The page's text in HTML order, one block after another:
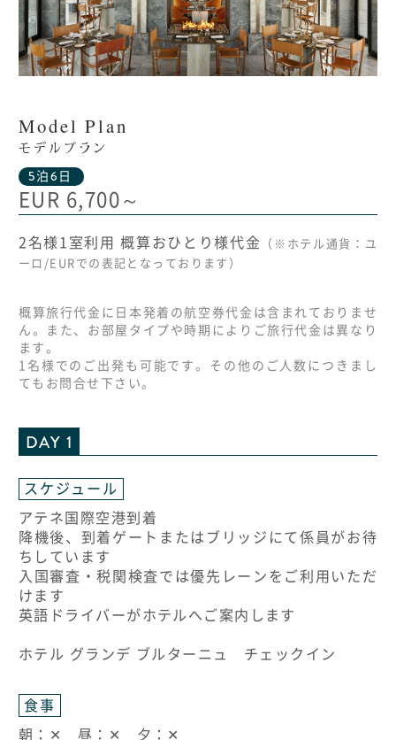
Model Plan
モデルプラン
5泊6日
EUR 6,700～
2名様1室利用 概算おひとり様代金 （※ホテル通貨：ユ
ーロ/EURでの表記となっております）
概算旅行代金に日本発着の航空券代金は含まれておりませ
ん。また、お部屋タイプや時期によりご旅行代金は異なり
ます。
1名様でのご出発も可能です。その他のご人数につきまし
てもお問合せ下さい。
DAY 1
スケジュール
アテネ国際空港到着
降機後、到着ゲートまたはブリッジにて係員がお待
ちしています
入国審査・税関検査では優先レーンをご利用いただ
けます
英語ドライバーがホテルへご案内します
ホテル グランデ ブルターニュ チェックイン
食事
朝：✕ 昼：✕ 夕：✕